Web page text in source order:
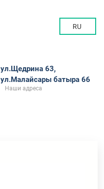
RU
ул.Щедрина 63,
ул.Малайсары батыра 66
Наши адреса